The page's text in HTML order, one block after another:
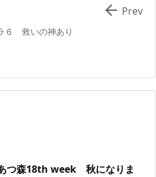
６ 救いの神あり
 Prev
つ森18th week 秋になりま